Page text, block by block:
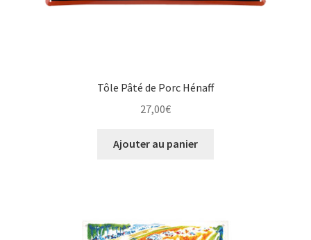
Tôle Pâté de Porc Hénaff
27,00€
Ajouter au panier